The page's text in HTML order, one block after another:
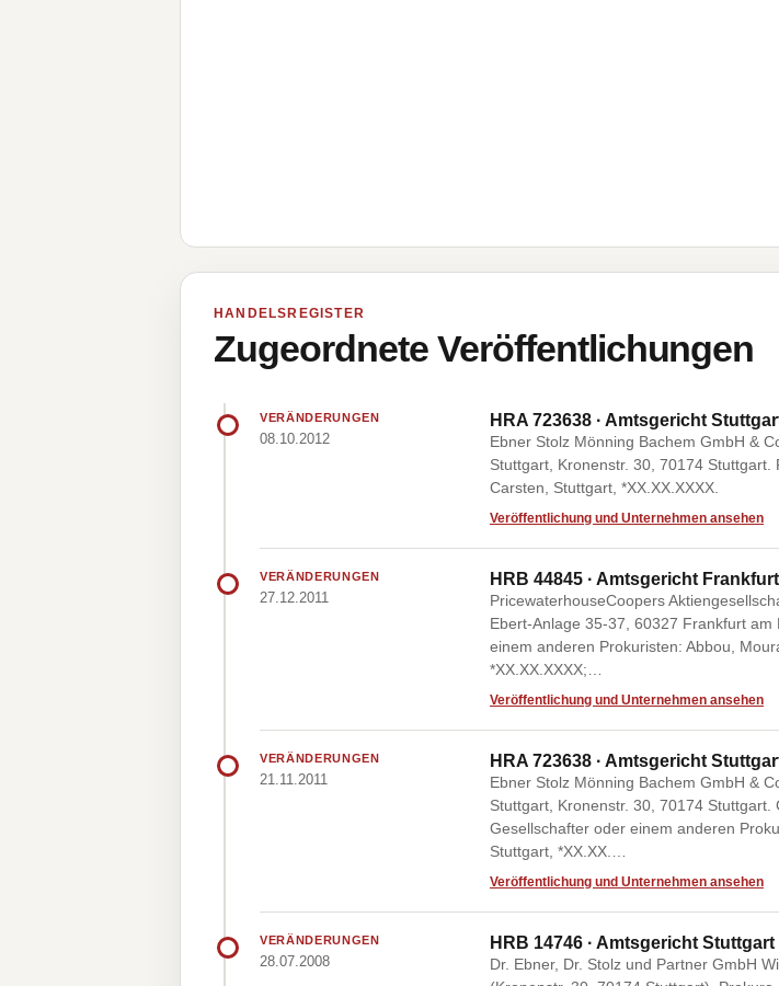
HANDELSREGISTER
Zugeordnete Veröffentlichungen
VERÄNDERUNGEN
08.10.2012
HRA 723638 · Amtsgericht
Ebner Stolz Mönning Bachem GmbH &
Stuttgart, Kronenstr. 30, 70174 Stuttgart.
Carsten, Stuttgart, *XX.XX.XXXX.
Veröffentlichung und Unternehmen ansehen
VERÄNDERUNGEN
27.12.2011
HRB 44845 · Amtsgericht
PricewaterhouseCoopers
Ebert-Anlage 35-37, 60327 Frankfurt
einem anderen Prokuristen: Abbou,
*XX.XX.XXXX;…
Veröffentlichung und Unternehmen ansehen
VERÄNDERUNGEN
21.11.2011
HRA 723638 · Amtsgericht
Ebner Stolz Mönning Bachem GmbH &
Stuttgart, Kronenstr. 30, 70174
Gesellschafter oder einem anderen
Stuttgart, *XX.XX.…
Veröffentlichung und Unternehmen ansehen
VERÄNDERUNGEN
28.07.2008
HRB 14746 · Amtsgericht Stuttgart
Dr. Ebner, Dr. Stolz und Partner GmbH